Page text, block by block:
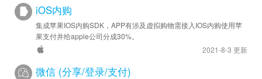
iOS内购
集成苹果IOS内购SDK，APP有涉及虚拟购物需接入IOS内购使用苹
果支付并给apple公司分成30%。
2021-8-3 更新
微信 (分享/登录/支付)